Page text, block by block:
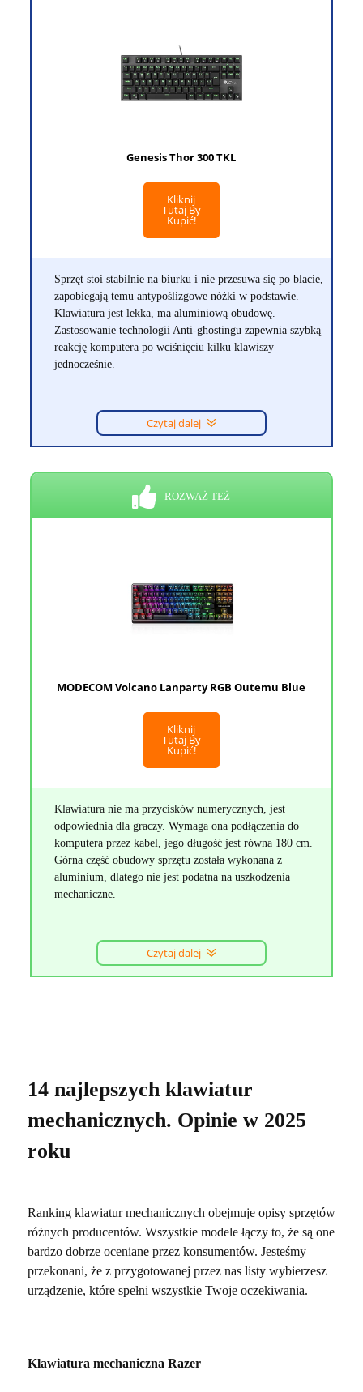
Genesis Thor 300 TKL
Kliknij
Tutaj By
Kupić!
Sprzęt stoi stabilnie na biurku i nie przesuwa się po blacie,
zapobiegają temu antypoślizgowe nóżki w podstawie.
Klawiatura jest lekka, ma aluminiową obudowę.
Zastosowanie technologii Anti-ghostingu zapewnia szybką
reakcję komputera po wciśnięciu kilku klawiszy
jednocześnie.
Czytaj dalej
ROZWAŻ TEŻ
MODECOM Volcano Lanparty RGB Outemu Blue
Kliknij
Tutaj By
Kupić!
Klawiatura nie ma przycisków numerycznych, jest
odpowiednia dla graczy. Wymaga ona podłączenia do
komputera przez kabel, jego długość jest równa 180 cm.
Górna część obudowy sprzętu została wykonana z
aluminium, dlatego nie jest podatna na uszkodzenia
mechaniczne.
Czytaj dalej
14 najlepszych klawiatur
mechanicznych. Opinie w 2025
roku
Ranking klawiatur mechanicznych obejmuje opisy sprzętów
różnych producentów. Wszystkie modele łączy to, że są one
bardzo dobrze oceniane przez konsumentów. Jesteśmy
przekonani, że z przygotowanej przez nas listy wybierzesz
urządzenie, które spełni wszystkie Twoje oczekiwania.
Klawiatura mechaniczna Razer